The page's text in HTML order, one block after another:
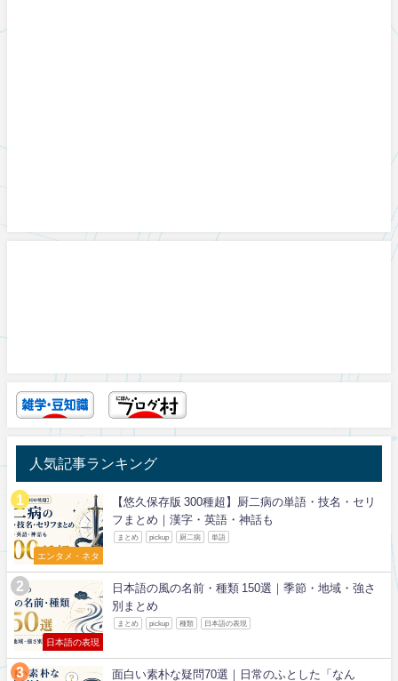
人気記事ランキング
エンタメ・ネタ
【悠久保存版 300種超】厨二病の単語・技名・セリ
フまとめ｜漢字・英語・神話も
まとめ pickup 厨二病 単語
日本語の表現
日本語の風の名前・種類 150選｜季節・地域・強さ
別まとめ
まとめ pickup 種類 日本語の表現
面白い素朴な疑問70選｜日常のふとした「なん